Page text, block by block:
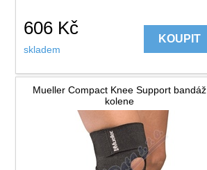
606 Kč
skladem
KOUPIT
Mueller Compact Knee Support bandáž
kolene